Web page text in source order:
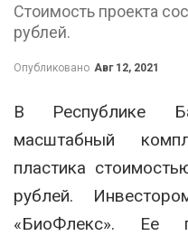
Стоимость проекта
рублей.
Опубликовано Авг 12, 2021
В Республике
масштабный
пластика
рублей.
«БиоФлекс». Ее